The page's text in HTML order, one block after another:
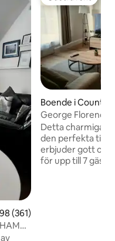
av 5 i genomsnittligt
(361)
Boende i County
George
Detta charmiga
den perfekta
erbjuder gott om
för upp till 7 gäster. Boendet har